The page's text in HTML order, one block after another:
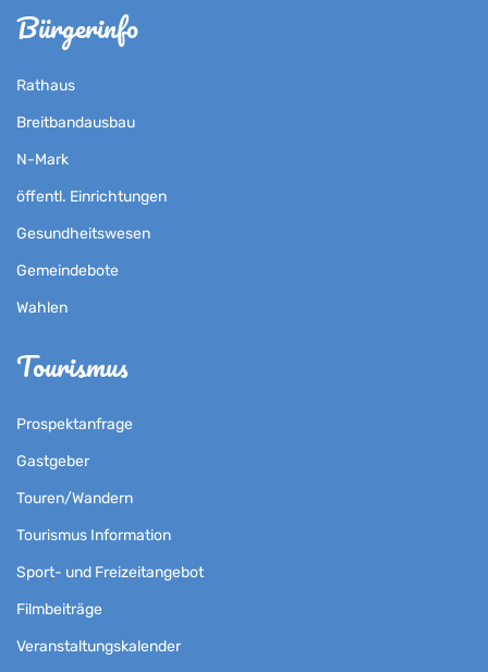
Bürgerinfo
Rathaus
Breitbandausbau
N-Mark
öffentl. Einrichtungen
Gesundheitswesen
Gemeindebote
Wahlen
Tourismus
Prospektanfrage
Gastgeber
Touren/Wandern
Tourismus Information
Sport- und Freizeitangebot
Filmbeiträge
Veranstaltungskalender